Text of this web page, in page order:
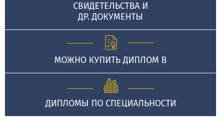
СВИДЕТЕЛЬСТВА И
ДР. ДОКУМЕНТЫ
МОЖНО КУПИТЬ ДИПЛОМ В
ДИПЛОМЫ ПО СПЕЦИАЛЬНОСТИ